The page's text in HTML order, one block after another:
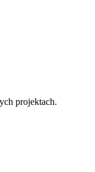
projektach.